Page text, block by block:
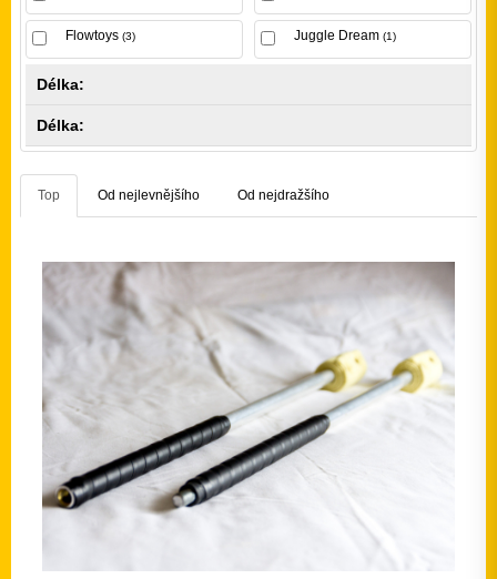
Flowtoys(3) Juggle Dream(1)
Délka:
Délka:
Top Od nejlevnějšího Od nejdražšího